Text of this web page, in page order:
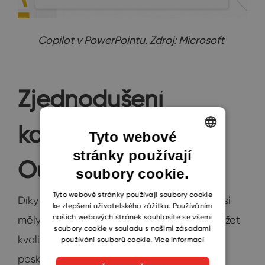
Copilot v PowerPointu. Zdroj: Microsoft
Zjednodušení
komunikace v
Outlooku
Díky zavedení Copilota do Outlooku je by si
měly důležité e-maily každého uživatele držet
kvalitní standard. Při psaní e-mailů Copilot
poskytujerady a návrhy, jak zlepšit tón e-
ENGLISH
CZECH
SLOVAK
Tyto webové
stránky používají
soubory cookie.
Tyto webové stránky používají soubory cookie
ke zlepšení uživatelského zážitku. Používáním
našich webových stránek souhlasíte se všemi
soubory cookie v souladu s našimi zásadami
používání souborů cookie. Více informací